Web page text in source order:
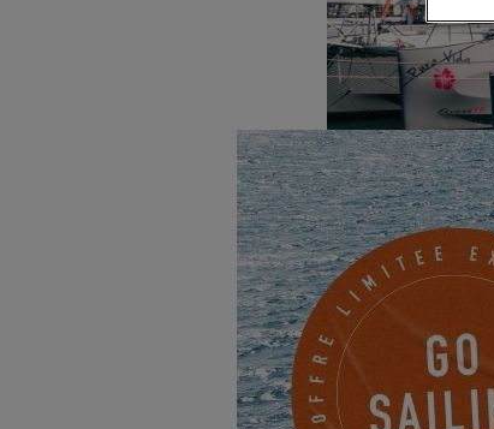
Nous sommes ravis
Roussillon.Cet